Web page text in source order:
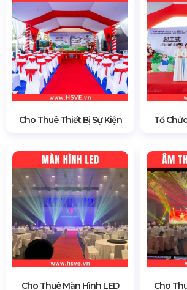
Cho Thuê Thiết Bị Sự Kiện Tổ
Cho Thuê Màn Hình LED
Cho